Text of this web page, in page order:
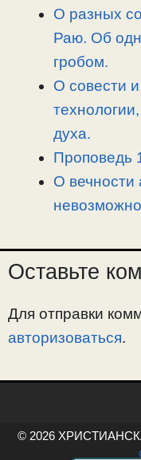
О разных
Раю. Об
гробом.
О совести
духа.
Проповедь
О вечности
Оставьте
Для отправки
авторизоваться.
© 2026